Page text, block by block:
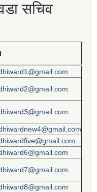
सचिव